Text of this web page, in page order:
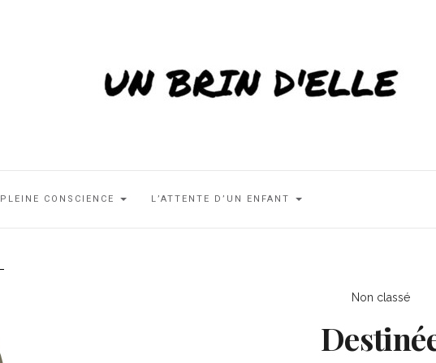
PLEINE CONSCIENCE L’ATTENTE D’UN ENFANT
Non classé